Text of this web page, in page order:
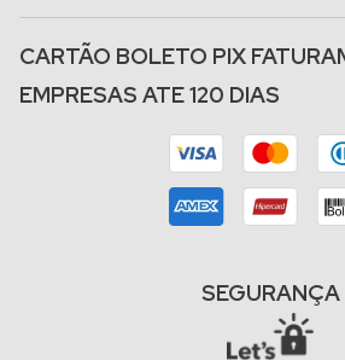
CARTÃO BOLETO PIX
EMPRESAS ATE 120 DIAS
SEGURANÇA